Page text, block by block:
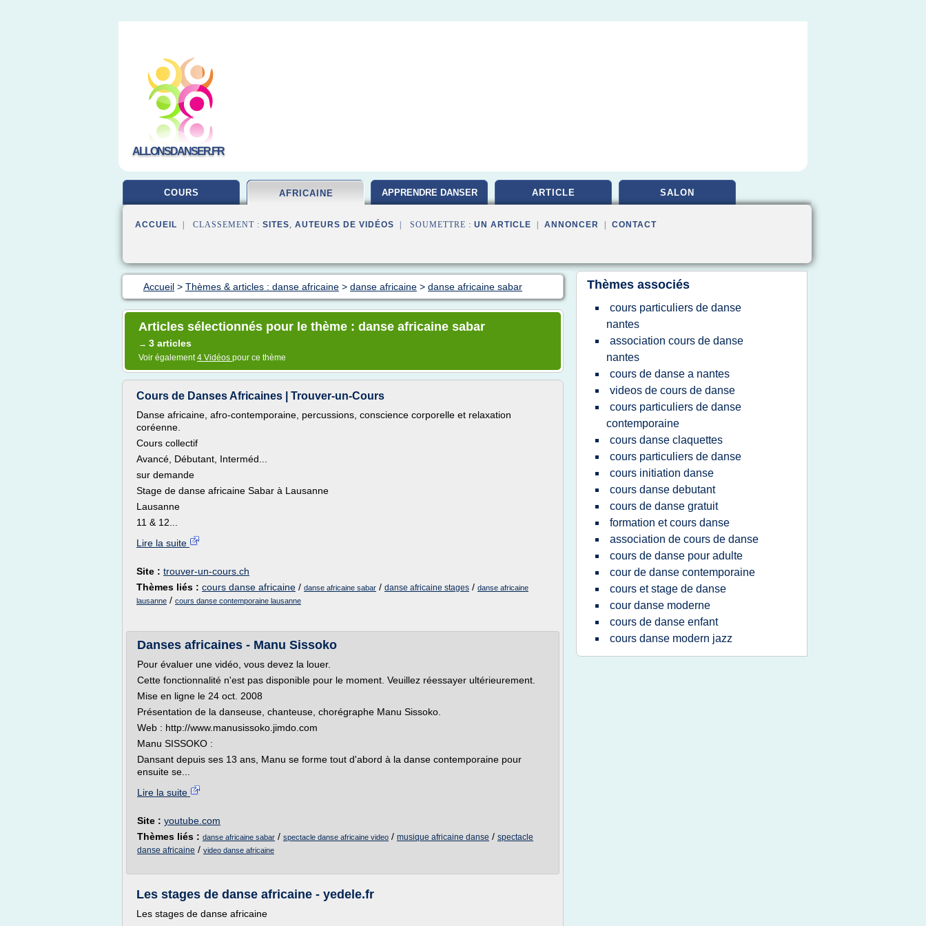
ALLONSDANSER.FR
COURS AFRICAINE APPRENDRE DANSER ARTICLE SALON
ACCUEIL | CLASSEMENT : SITES, AUTEURS DE VIDÉOS | SOUMETTRE : UN ARTICLE ANNONCER CONTACT
Accueil > Thèmes & articles : danse africaine > danse africaine > danse africaine sabar
Articles sélectionnés pour le thème : danse africaine sabar
→ 3 articles
Voir également4 Vidéos pour ce thème
Cours de Danses Africaines | Trouver-un-Cours
Danse africaine, afro-contemporaine, percussions, conscience corporelle et relaxation
coréenne.
Cours collectif
Avancé, Débutant, Interméd...
sur demande
Stage de danse africaine Sabar à Lausanne
Lausanne
11 & 12...
Lire la suite
Site : trouver-un-cours.ch
Thèmes liés : cours danse africaine / danse africaine sabar / danse africaine stages / danse africaine
lausanne / cours danse contemporaine lausanne
Danses africaines - Manu Sissoko
Pour évaluer une vidéo, vous devez la louer.
Cette fonctionnalité n'est pas disponible pour le moment. Veuillez réessayer ultérieurement.
Mise en ligne le 24 oct. 2008
Présentation de la danseuse, chanteuse, chorégraphe Manu Sissoko.
Web : http://www.manusissoko.jimdo.com
Manu SISSOKO :
Dansant depuis ses 13 ans, Manu se forme tout d'abord à la danse contemporaine pour
ensuite se...
Lire la suite
Site : youtube.com
Thèmes liés : danse africaine sabar / spectacle danse africaine video / musique africaine danse / spectacle
danse africaine / video danse africaine
Les stages de danse africaine - yedele.fr
Les stages de danse africaine
Thèmes associés
cours particuliers de danse
nantes
association cours de danse
nantes
cours de danse a nantes
videos de cours de danse
cours particuliers de danse
contemporaine
cours danse claquettes
cours particuliers de danse
cours initiation danse
cours danse debutant
cours de danse gratuit
formation et cours danse
association de cours de danse
cours de danse pour adulte
cour de danse contemporaine
cours et stage de danse
cour danse moderne
cours de danse enfant
cours danse modern jazz